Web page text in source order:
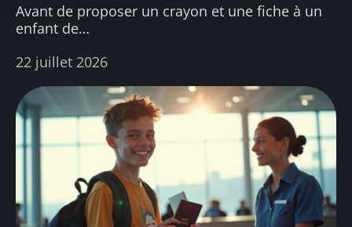
Avant de proposer un crayon et une fiche à un
enfant de…
22 juillet 2026